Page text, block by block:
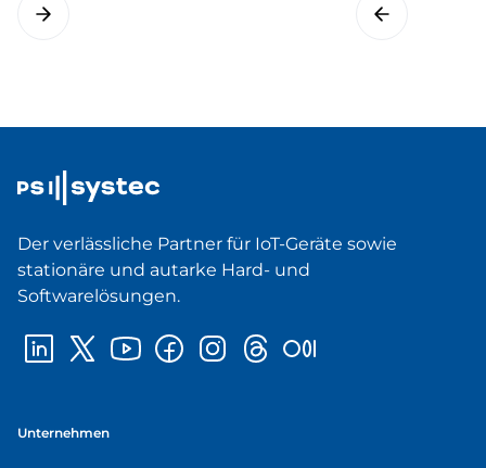
Der verlässliche Partner für IoT-Geräte sowie
stationäre und autarke Hard- und
Softwarelösungen.
Unternehmen